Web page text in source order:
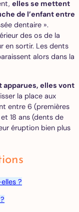
elles se mettent
de l’enfant entre
dentaire ».
des os de la
en sortir. Les dents
alors dans la
apparues, elles vont
la place aux
entre 6 (premières
18 ans (dents de
éruption bien plus
?